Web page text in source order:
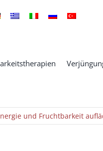
und Fruchtbarkeit